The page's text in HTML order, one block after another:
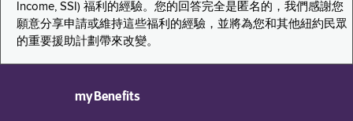
Income, SSI) 福利的經驗。您的回答完全是匿名的，我們感謝您
願意分享申請或維持這些福利的經驗，並將為您和其他紐約民眾
的重要援助計劃帶來改變。
myBenefits